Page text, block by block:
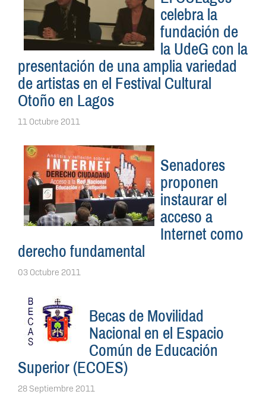
celebra la
fundación de
la UdeG con la
presentación de una amplia variedad
de artistas en el Festival Cultural
Otoño en Lagos
11 Octubre 2011
Senadores
proponen
instaurar el
acceso a
Internet como
derecho fundamental
03 Octubre 2011
Becas de Movilidad
Nacional en el Espacio
Común de Educación
Superior (ECOES)
28 Septiembre 2011